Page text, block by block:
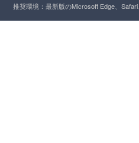
推奨環境：最新版のMicrosoft Edge、